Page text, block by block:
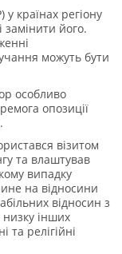
у країнах регіону
його.
можуть бути
особливо
опозиції
візитом
та влаштував
випадку
на відносини
відносин з
інших
та релігійні